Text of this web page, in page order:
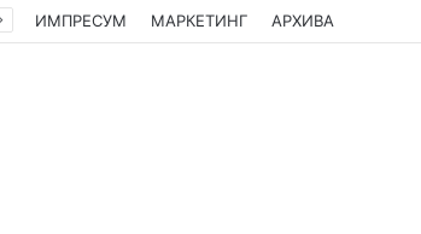
ИМПРЕСУМ МАРКЕТИНГ АРХИВА